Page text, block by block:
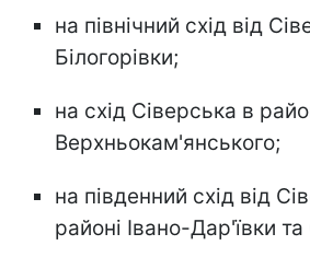
на північний схід від
Білогорівки;
на схід Сіверська в
Верхньокам'янського;
на південний схід від
районі Івано-Дар'ївки та